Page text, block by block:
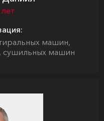
машин,
сушильных машин